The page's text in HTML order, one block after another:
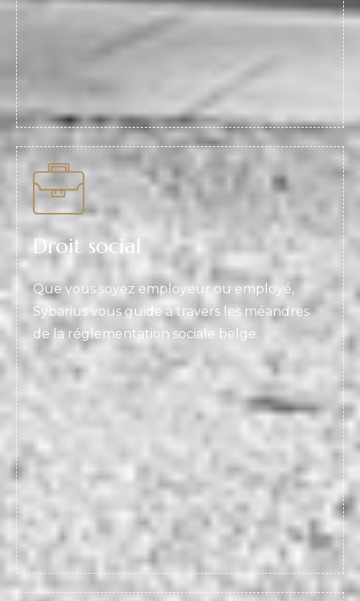
Droit social
Que vous soyez employeur ou employé,
Sybarius vous guide à travers les méandres
de la réglementation sociale belge.